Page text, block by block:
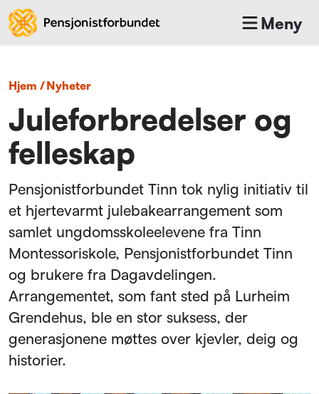
Meny
Hjem / nyheter
Juleforbredelser og
felleskap
Pensjonistforbundet Tinn tok nylig initiativ til
et hjertevarmt julebakearrangement som
samlet ungdomsskoleelevene fra Tinn
Montessoriskole, Pensjonistforbundet Tinn
og brukere fra Dagavdelingen.
Arrangementet, som fant sted på Lurheim
Grendehus, ble en stor suksess, der
generasjonene møttes over kjevler, deig og
historier.